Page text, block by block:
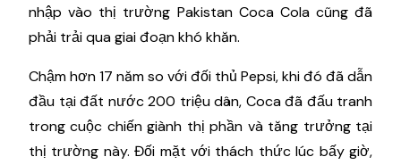
nhập vào thị trường Pakistan Coca Cola cũng đã
phải trải qua giai đoạn khó khăn.
Chậm hơn 17 năm so với đối thủ Pepsi, khi đó đã dẫn
đầu tại đất nước 200 triệu dân, Coca đã đấu tranh
trong cuộc chiến giành thị phần và tăng trưởng tại
thị trường này. Đối mặt với thách thức lúc bấy giờ,